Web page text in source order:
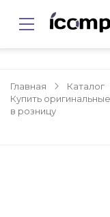
Главная
Каталог
Купить
в розницу